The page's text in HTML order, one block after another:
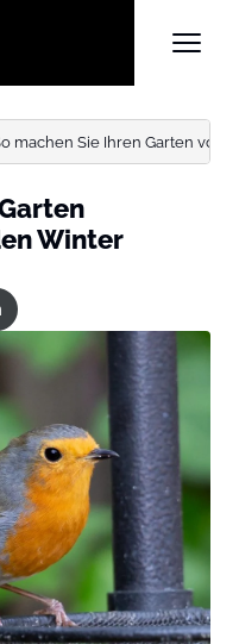
machen Sie Ihren Garten
Winter